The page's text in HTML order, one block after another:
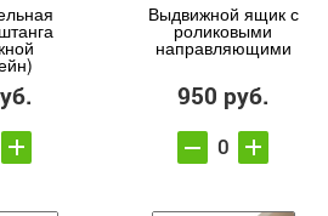
Выдвижной ящик с
роликовыми
направляющими
950 руб.